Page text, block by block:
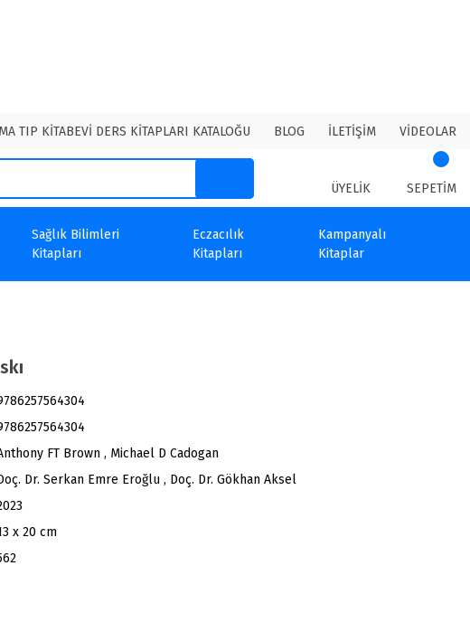
TIP KİTABEVİ DERS KİTAPLARI KATALOĞU BLOG İLETİŞİM VİDEOLAR
ÜYELİK SEPETİM
Sağlık Bilimleri
Kitapları
Eczacılık
Kitapları
Kampanyalı
Kitaplar
FT Brown , Michael D Cadogan
Dr. Serkan Emre Eroğlu , Doç. Dr. Gökhan Aksel
x 20 cm